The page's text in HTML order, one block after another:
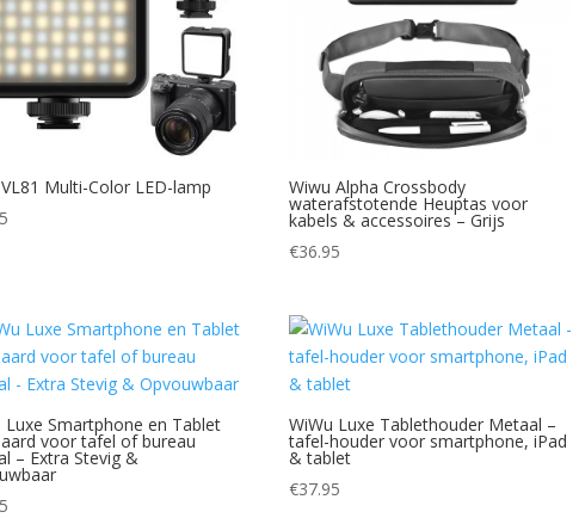
VL81 Multi-Color LED-lamp
Wiwu Alpha Crossbody
waterafstotende Heuptas voor
kabels & accessoires – Grijs
€36.95
Luxe Smartphone en Tablet
voor tafel of bureau
– Extra Stevig &
WiWu Luxe Tablethouder Metaal –
tafel-houder voor smartphone, iPad
& tablet
€37.95